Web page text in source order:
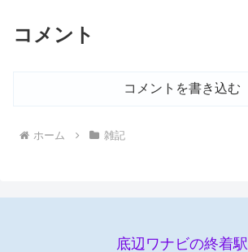
コメント
コメントを書き込む
ホーム 雑記
底辺ワナビの終着駅